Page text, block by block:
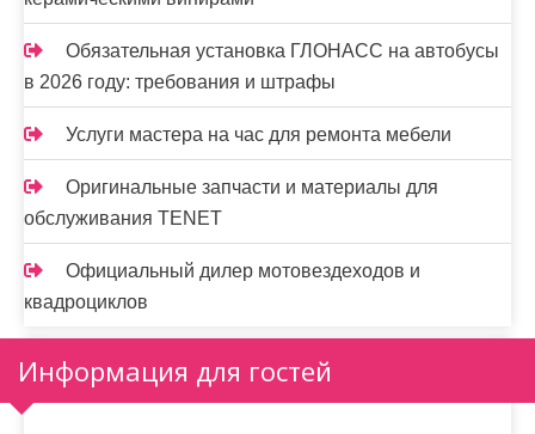
Обязательная установка ГЛОНАСС на автобусы
в 2026 году: требования и штрафы
Услуги мастера на час для ремонта мебели
Оригинальные запчасти и материалы для
обслуживания TENET
Официальный дилер мотовездеходов и
квадроциклов
Информация для гостей